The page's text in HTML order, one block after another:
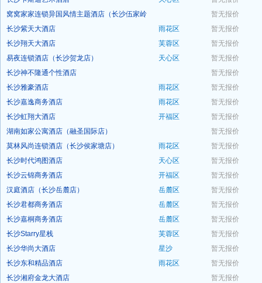
预订
窝窝家家连锁异国风情主题酒店（长沙伍家岭
店）
暂无报价
预订
长沙紫天大酒店 雨花区
暂无报价
预订
长沙翔天大酒店 芙蓉区
暂无报价
预订
易夜连锁酒店（长沙贺龙店） 天心区
暂无报价
预订
长沙神不隆通个性酒店
暂无报价
预订
长沙雅豪酒店 雨花区
暂无报价
预订
长沙嘉逸商务酒店 雨花区
暂无报价
预订
长沙虹翔大酒店 开福区
暂无报价
预订
湖南如家公寓酒店（融圣国际店）
暂无报价
预订
莫林风尚连锁酒店（长沙侯家塘店） 雨花区
暂无报价
预订
长沙时代鸿图酒店 天心区
暂无报价
预订
长沙云锦商务酒店 开福区
暂无报价
预订
汉庭酒店（长沙岳麓店） 岳麓区
暂无报价
预订
长沙君都商务酒店 岳麓区
暂无报价
预订
长沙嘉桐商务酒店 岳麓区
暂无报价
预订
长沙Starry星栈 芙蓉区
暂无报价
预订
长沙华尚大酒店 星沙
暂无报价
预订
长沙东和精品酒店 雨花区
暂无报价
预订
长沙湘府金龙大酒店
暂无报价